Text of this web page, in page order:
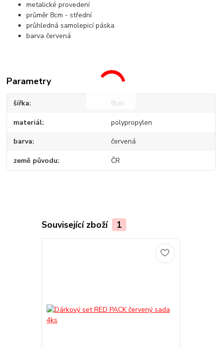
metalické provedení
průměr 8cm - střední
průhledná samolepicí páska
barva červená
Parametry
šířka 8cm
materiál polypropylen
barva červená
země původu ČR
Související zboží 1